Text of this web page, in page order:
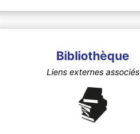
Bibliothèque
Liens externes associés